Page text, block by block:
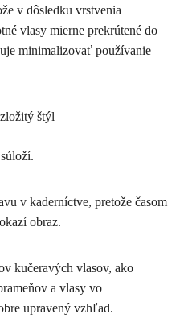
v dôsledku vrstvenia
vlasy mierne prekrútené do
minimalizovať používanie
štýl
v kaderníctve, pretože časom
obraz.
kučeravých vlasov, ako
a vlasy vo
upravený vzhľad.